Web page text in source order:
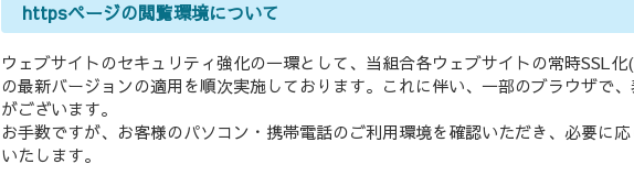
httpsページの閲覧環境について
ウェブサイトのセキュリティ強化の一環として、当組合各ウェブサイトの常時SSL
の最新バージョンの適用を順次実施しております。これに伴い、一部のブラウザで
がございます。
お手数ですが、お客様のパソコン・携帯電話のご利用環境を確認いただき、必要に
いたします。